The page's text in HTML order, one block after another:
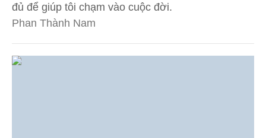
đủ để giúp tôi chạm vào cuộc đời.
Phan Thành Nam